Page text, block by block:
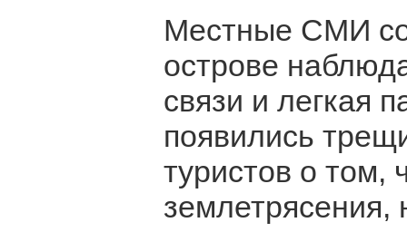
Местные СМИ
острове
связи и легкая
появились
туристов о
землетрясения,